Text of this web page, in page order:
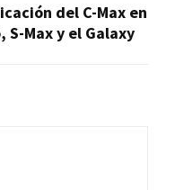
del C-Max en
S-Max y el Galaxy